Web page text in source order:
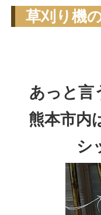
草刈り機
あっと言
熊本市内
シ